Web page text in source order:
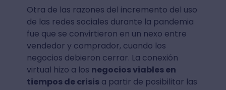
Otra de las razones del incremento del uso
de las redes sociales durante la pandemia
fue que se convirtieron en un nexo entre
vendedor y comprador, cuando los
negocios debieron cerrar. La conexión
virtual hizo a los negocios viables en
tiempos de crisisa partir de posibilitar las